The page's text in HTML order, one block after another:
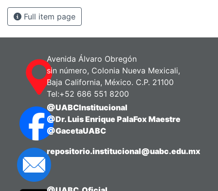
Full item page
Avenida Álvaro Obregón
sin número, Colonia Nueva Mexicali,
Baja California, México. C.P. 21100
Tel:+52 686 551 8200
@UABCInstitucional
@Dr. Luis Enrique PalaFox Maestre
@GacetaUABC
repositorio.institucional@uabc.edu.mx